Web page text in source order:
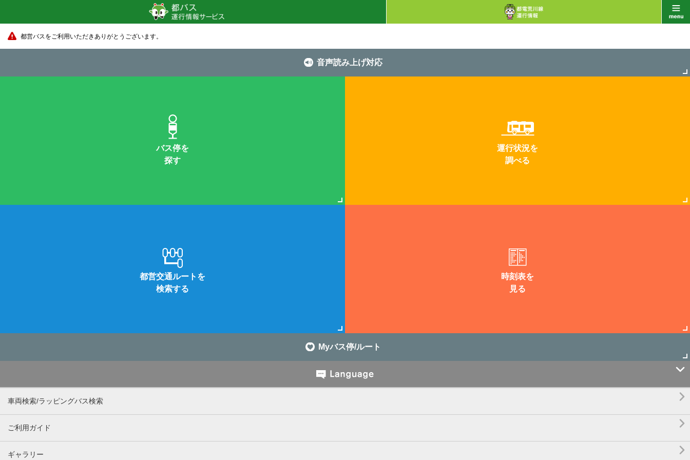
都営バスをご利用いただきありがとうございます。
音声読み上げ対応
バス停を
探す
運行状況を
調べる
都営交通ルートを
検索する
時刻表を
見る
Myバス停/ルート

車両検索/ラッピングバス検索 
ご利用ガイド 
ギャラリー 